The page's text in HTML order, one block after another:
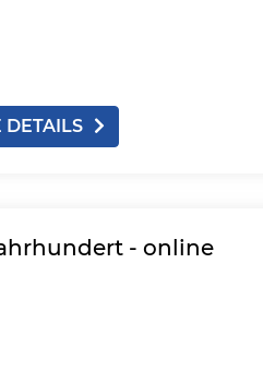
DETAILS
- online